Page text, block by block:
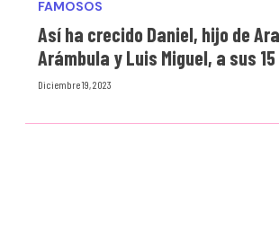
FAMOSOS
Así ha crecido Daniel, hijo de
Arámbula y Luis Miguel, a sus
Diciembre 19, 2023